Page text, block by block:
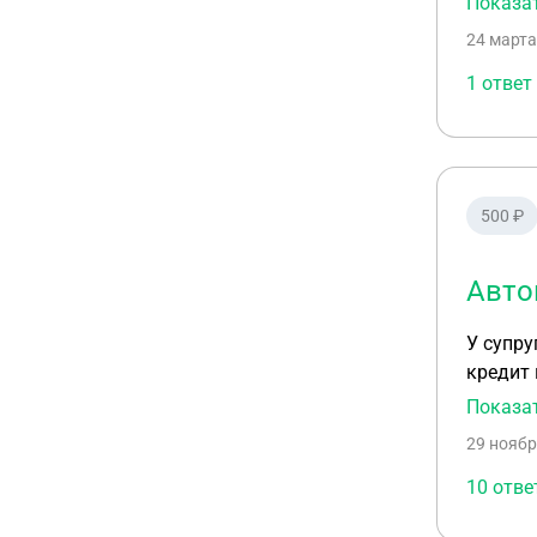
24
1 ответ
500 ₽
У супруги
кредит
29
10